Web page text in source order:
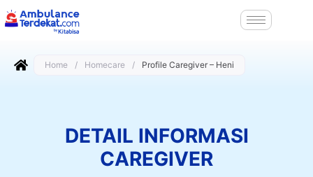
Home / Homecare / Profile Caregiver – Heni
DETAIL INFORMASI
CAREGIVER